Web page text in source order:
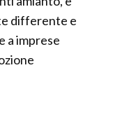
differente e
a imprese